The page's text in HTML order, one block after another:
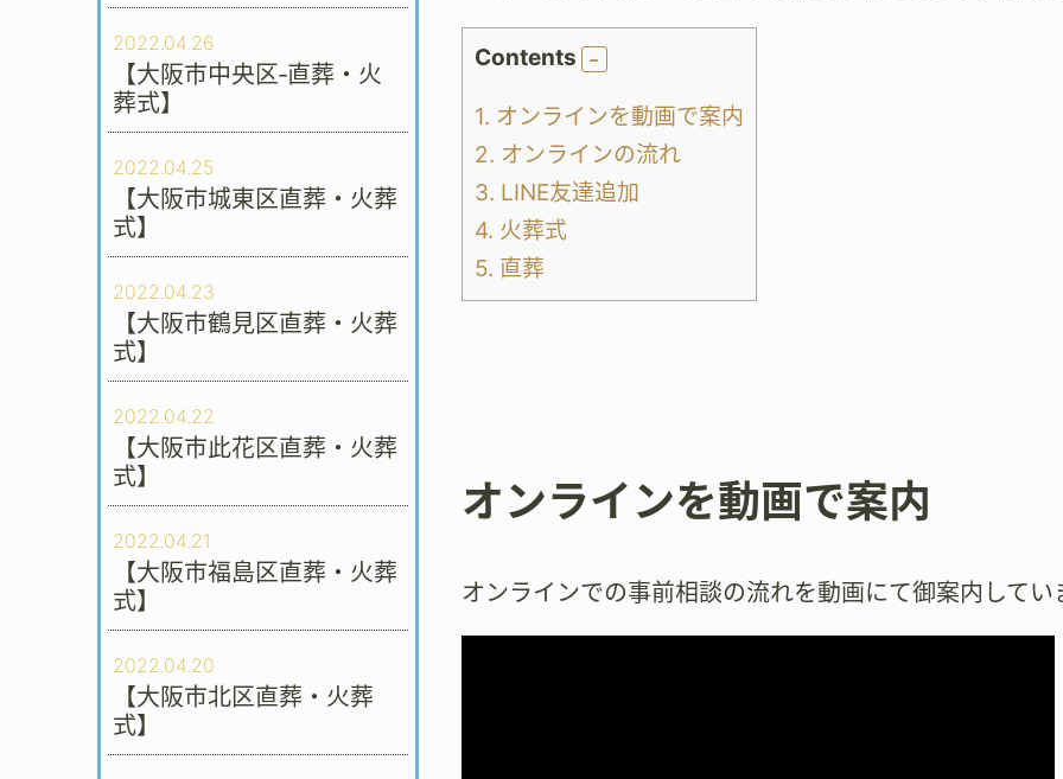
2022.04.26
【大阪市中央区‐直葬・火
葬式】
2022.04.25
【大阪市城東区直葬・火葬
式】
2022.04.23
【大阪市鶴見区直葬・火葬
式】
2022.04.22
【大阪市此花区直葬・火葬
式】
2022.04.21
【大阪市福島区直葬・火葬
式】
2022.04.20
【大阪市北区直葬・火葬
式】
Contents
1. オンラインを動画で案内
2. オンラインの流れ
3. LINE友達追加
4. 火葬式
5. 直葬
オンラインを動画で案内
オンラインでの事前相談の流れを動画にて御案内してい